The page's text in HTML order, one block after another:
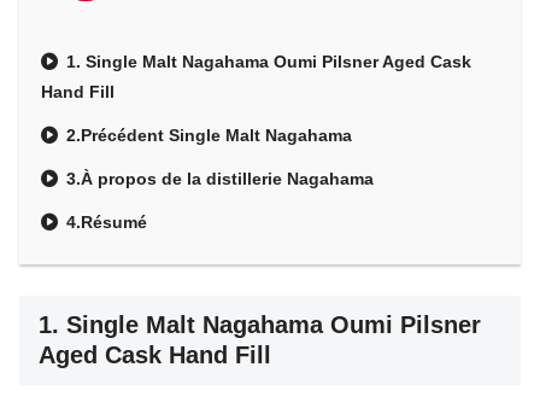
1. Single Malt Nagahama Oumi Pilsner Aged Cask
Hand Fill
2.Précédent Single Malt Nagahama
3.À propos de la distillerie Nagahama
4.Résumé
1. Single Malt Nagahama Oumi Pilsner
Aged Cask Hand Fill